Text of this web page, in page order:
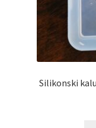
Silikonski